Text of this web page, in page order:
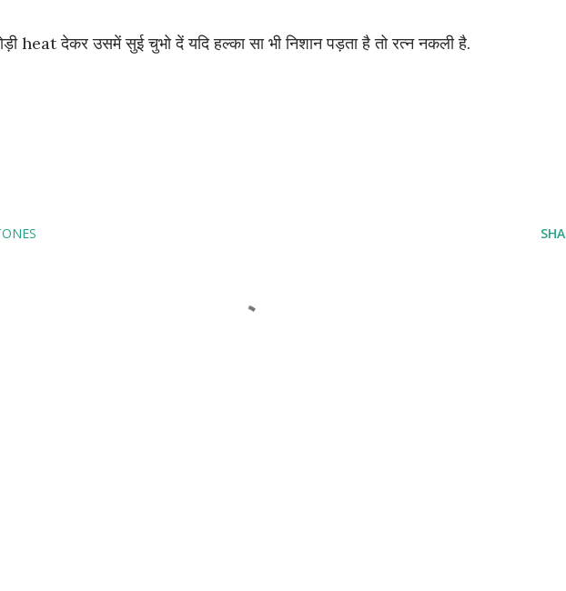
heat देकर उसमें सुई चुभो दें यदि हल्का सा भी निशान पड़ता है तो रत्न नकली है.